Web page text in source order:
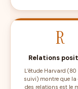
R
Relations
L’étude Harvard
suivi) montre que
des relations est le